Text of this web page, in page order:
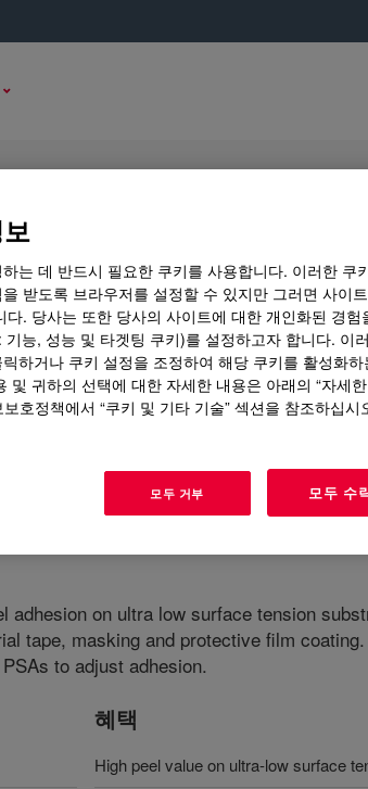
on ultra low surface tension
tape, masking and protective film
to adjust adhesion.
혜택
High peel value on ultra-low surface
는 데 반드시 필요한 쿠키를 사용합니다. 이러한 쿠
받도록 브라우저를 설정할 수 있지만 그러면 사이
. 당사는 또한 당사의 사이트에 대한 개인화된 경험
능, 성능 및 타겟팅 쿠키)를 설정하고자 합니다. 이
하거나 쿠키 설정을 조정하여 해당 쿠키를 활성화하
및 귀하의 선택에 대한 자세한 내용은 아래의 “자세
호정책에서 “쿠키 및 기타 기술” 섹션을 참조하십시
모두 거부 모두 수